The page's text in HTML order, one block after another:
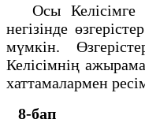
Осы Келісімге
негізінде
мүмкін.
Келісімнің
хаттамалармен
8-бап